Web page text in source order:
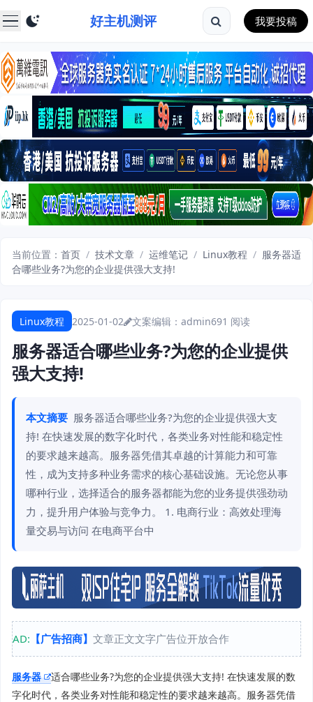
好主机测评 我要投稿
当前位置： 首页 / 技术文章 / 运维笔记 / Linux教程 / 服务器适
合哪些业务?为您的企业提供强大支持!
Linux教程 2025-01-02 文案编辑：admin691 阅读
服务器适合哪些业务?为您的企业提供
强大支持!
本文摘要 服务器适合哪些业务?为您的企业提供强大支
持! 在快速发展的数字化时代，各类业务对性能和稳定性
的要求越来越高。服务器凭借其卓越的计算能力和可靠
性，成为支持多种业务需求的核心基础设施。无论您从事
哪种行业，选择适合的服务器都能为您的业务提供强劲动
力，提升用户体验与竞争力。 1. 电商行业：高效处理海
量交易与访问 在电商平台中
AD: 【广告招商】 文章正文文字广告位开放合作
服务器
适合哪些业务?为您的企业提供强大支持! 在快速发展的数
字化时代，各类业务对性能和稳定性的要求越来越高。服务器凭借